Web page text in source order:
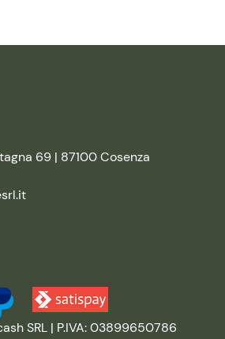
69 | 87100 Cosenza
SRL | P.IVA: 03899650786